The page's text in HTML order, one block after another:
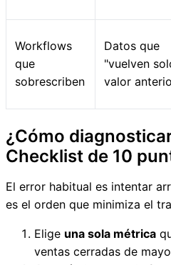
Workflows
que
sobrescriben
Datos que
"vuelven
valor
¿Cómo
Checklist de 10
El error habitual es intentar
es el orden que minimiza el
Elige una sola métrica
ventas cerradas de